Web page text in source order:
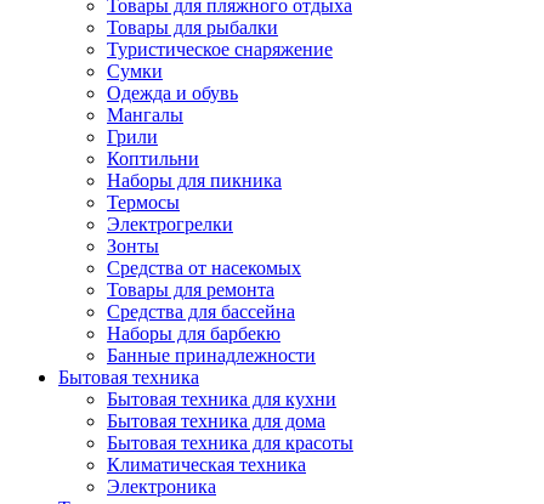
Товары для пляжного отдыха
Товары для рыбалки
Туристическое снаряжение
Сумки
Одежда и обувь
Мангалы
Грили
Коптильни
Наборы для пикника
Термосы
Электрогрелки
Зонты
Средства от насекомых
Товары для ремонта
Средства для бассейна
Наборы для барбекю
Банные принадлежности
Бытовая техника
Бытовая техника для кухни
Бытовая техника для дома
Бытовая техника для красоты
Климатическая техника
Электроника